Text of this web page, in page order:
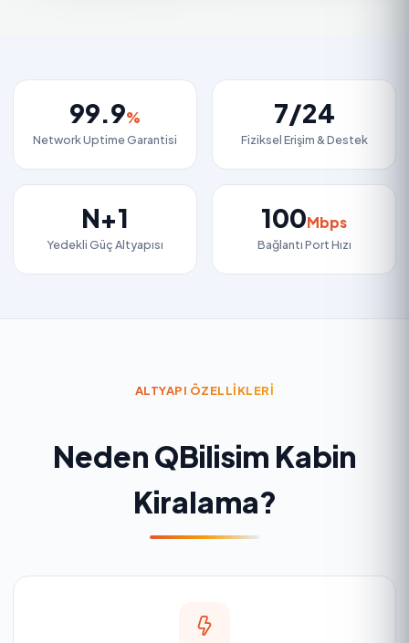
99.9%
Network Uptime Garantisi
7/24
Fiziksel Erişim & Destek
N+1
Yedekli Güç Altyapısı
100Mbps
Bağlantı Port Hızı
ALTYAPI ÖZELLIKLERI
Neden QBilisim Kabin
Kiralama?